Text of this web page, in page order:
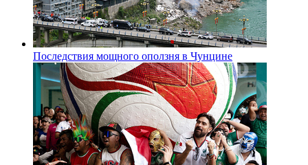
Последствия мощного оползня в Чунцине